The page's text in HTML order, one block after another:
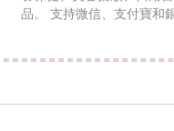
品。 支持微信、支付寶和